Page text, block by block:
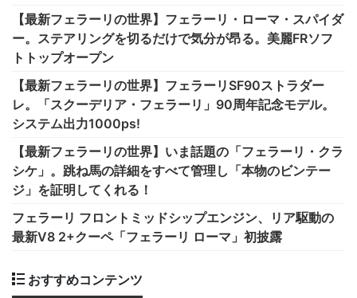
【最新フェラーリの世界】フェラーリ・ローマ・スパイダ
ー。ステアリングを切るだけで気分が昂る。美麗FRソフ
トトップオープン
【最新フェラーリの世界】フェラーリSF90ストラダー
レ。「スクーデリア・フェラーリ」90周年記念モデル。
システム出力1000ps!
【最新フェラーリの世界】いま話題の「フェラーリ・クラ
シケ」。跳ね馬の詳細をすべて管理し「本物のビンテー
ジ」を証明してくれる！
フェラーリ フロントミッドシップエンジン、リア駆動の
最新V8 2+クーペ「フェラーリ ローマ」初披露
おすすめコンテンツ